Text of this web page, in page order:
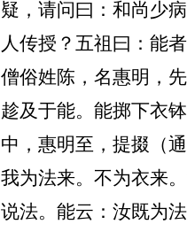
疑，请问曰：和尚少
人传授？五祖曰：能
僧俗姓陈，名惠明，
趁及于能。能掷下衣
中，惠明至，提掇（
我为法来。不为衣来
说法。能云：汝既为